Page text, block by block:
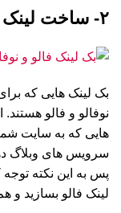
۲- ساخت لینک های فالو و نوفالو
بک لینک هایی که
نوفالو و فالو هستند.
هایی که به سایت
سرویس های وبلاگ
پس به این نکته
لینک فالو بسازید و